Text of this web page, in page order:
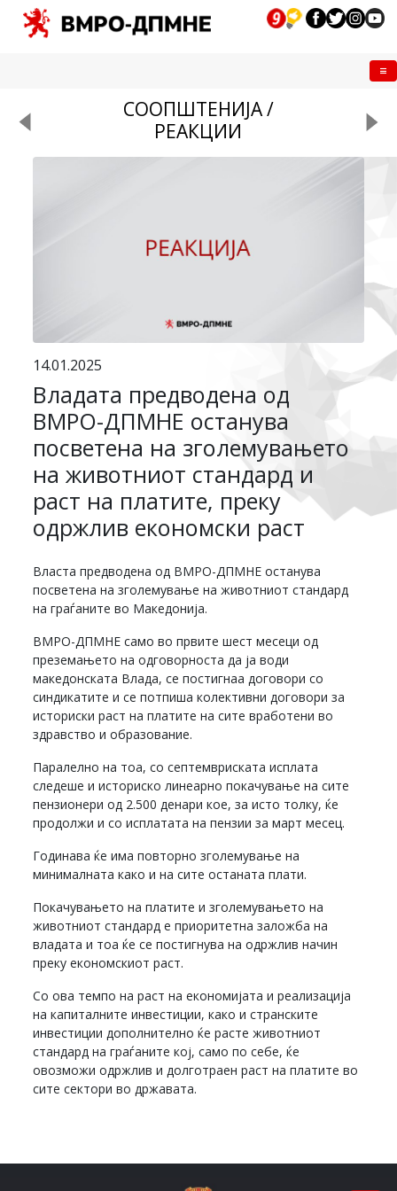
СООПШТЕНИЈА /
РЕАКЦИИ
14.01.2025
Владата предводена од
ВМРО-ДПМНЕ останува
посветена на зголемувањето
на животниот стандард и
раст на платите, преку
одржлив економски раст
Власта предводена од ВМРО-ДПМНЕ останува
посветена на зголемување на животниот стандард
на граѓаните во Македонија.
ВМРО-ДПМНЕ само во првите шест месеци од
преземањето на одговорноста да ја води
македонската Влада, се постигнаа договори со
синдикатите и се потпиша колективни договори за
историски раст на платите на сите вработени во
здравство и образование.
Паралелно на тоа, со септемвриската исплата
следеше и историско линеарно покачување на сите
пензионери од 2.500 денари кое, за исто толку, ќе
продолжи и со исплатата на пензии за март месец.
Годинава ќе има повторно зголемување на
минималната како и на сите останата плати.
Покачувањето на платите и зголемувањето на
животниот стандард е приоритетна заложба на
владата и тоа ќе се постигнува на одржлив начин
преку економскиот раст.
Со ова темпо на раст на економијата и реализација
на капиталните инвестиции, како и странските
инвестиции дополнително ќе расте животниот
стандард на граѓаните кој, само по себе, ќе
овозможи одржлив и долготраен раст на платите во
сите сектори во државата.